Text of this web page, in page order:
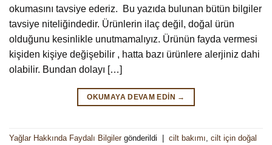
okumasını tavsiye ederiz. Bu yazıda bulunan bütün bilgiler
tavsiye niteliğindedir. Ürünlerin ilaç değil, doğal ürün
olduğunu kesinlikle unutmamalıyız. Ürünün fayda vermesi
kişiden kişiye değişebilir , hatta bazı ürünlere alerjiniz dahi
olabilir. Bundan dolayı […]
OKUMAYA DEVAM EDIN →
Yağlar Hakkında Faydalı Bilgilergönderildi cilt bakımı, cilt için doğal